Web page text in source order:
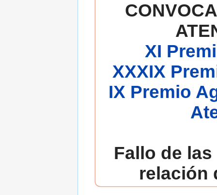
XI
XXXIX
IX Premio
Fallo de
relación